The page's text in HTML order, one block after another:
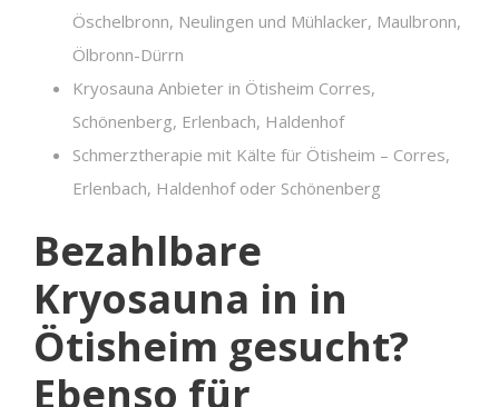
Öschelbronn, Neulingen und Mühlacker, Maulbronn,
Ölbronn-Dürrn
Kryosauna Anbieter in Ötisheim Corres,
Schönenberg, Erlenbach, Haldenhof
Schmerztherapie mit Kälte für Ötisheim – Corres,
Erlenbach, Haldenhof oder Schönenberg
Bezahlbare
Kryosauna in in
Ötisheim gesucht?
Ebenso für